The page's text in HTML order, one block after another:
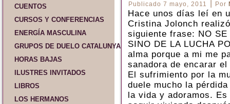
CUENTOS
CURSOS Y CONFERENCIAS
ENERGÍA MASCULINA
GRUPOS DE DUELO CATALUNYA Y ESPAÑA
HORAS BAJAS
ILUSTRES INVITADOS
LIBROS
LOS HERMANOS
Publicado 7 mayo, 2011 Por
Hace unos días leí en
Cristina Jolonch
siguiente frase: NO SE
SINO DE LA LUCHA
alma porque a mi me
sanadora de encarar el
El sufrimiento por la
duele mucho la
la vida y adoramos.